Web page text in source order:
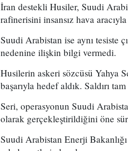
İran destekli Husiler, Suudi
rafinerisini insansız hava aracıyla
Suudi Arabistan ise aynı tesiste
nedenine ilişkin bilgi vermedi.
Husilerin askeri sözcüsü Yahya
başarıyla hedef aldık. Saldırı
Seri, operasyonun Suudi
olarak gerçekleştirildiğini öne
Suudi Arabistan Enerji